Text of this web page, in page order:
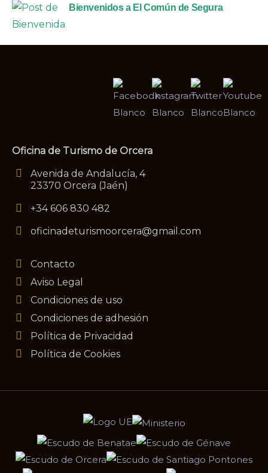
Bienvenidos a El Común de Segura
Oficina de Turismo de Orcera
Avenida de Andalucía, 4
23370 Orcera (Jaén)
+34 606 830 482
oficinadeturismoorcera@gmail.com
Contacto
Aviso Legal
Condiciones de uso
Condiciones de adhesión
Política de Privacidad
Política de Cookies